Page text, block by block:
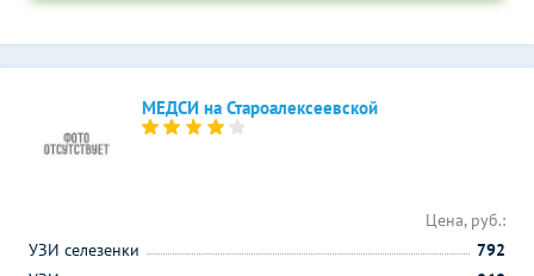
МЕДСИ на Староалексеевской
Цена, руб.:
УЗИ селезенки
792